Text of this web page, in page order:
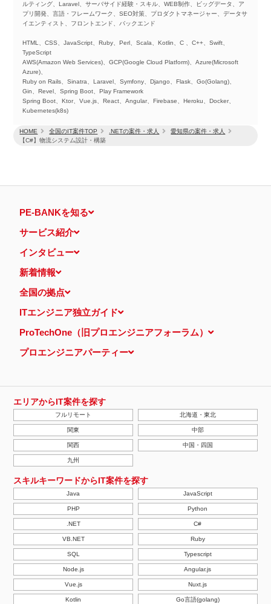
HOME 全国のIT案件TOP .NETの案件・求人
愛知県の案件・求人
【C#】物流システム設計・構築
ルティング、Laravel、サーバサイド経験・スキル、WEB制作、ビッグデータ、ア
プリ開発、言語・フレームワーク、SEO対策、プロダクトマネージャー、データサ
イエンティスト、フロントエンド、バックエンド
HTML、CSS、JavaScript、Ruby、Perl、Scala、Kotlin、C 、C++、Swift、
TypeScript
AWS(Amazon Web Services)、GCP(Google Cloud Platform)、Azure(Microsoft
Azure)、
Ruby on Rails、Sinatra、Laravel、Symfony、Django、Flask、Go(Golang)、
Gin、Revel、Spring Boot、Play Framework
Spring Boot、Ktor、Vue.js、React、Angular、Firebase、Heroku、Docker、
Kubernetes(k8s)
PE-BANKを知る
サービス紹介
インタビュー
新着情報
全国の拠点
ITエンジニア独立ガイド
ProTechOne（旧プロエンジニアフォーラム）
プロエンジニアパーティー
エリアからIT案件を探す
フルリモート 北海道・東北
関東 中部
関西 中国・四国
九州
スキルキーワードからIT案件を探す
Java JavaScript
PHP Python
.NET C#
VB.NET Ruby
SQL Typescript
Node.js Angular.js
Vue.js Nuxt.js
Kotlin Go言語(golang)